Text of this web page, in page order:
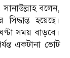
বলেন,
হয়েছে।
সময় বাড়বে।
একটানা ভোট